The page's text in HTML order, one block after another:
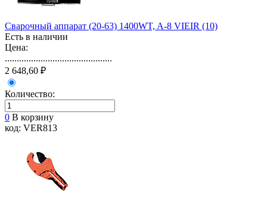
Сварочный аппарат (20-63) 1400WT, A-8 VIEIR (10)
Есть в наличии
Цена:
.............................................
2 648,60 ₽
Количество:
0 В корзину
код: VER813